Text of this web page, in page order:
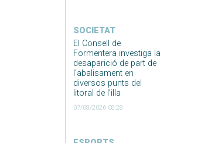
SOCIETAT
El Consell de
Formentera investiga la
desaparició de part de
l’abalisament en
diversos punts del
litoral de l’illa
07/08/2026 08:28